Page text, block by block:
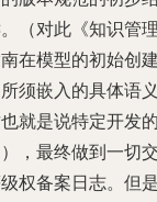
（对此《知识管
在模型的初始创
须嵌入的具体语
就是说特定开发
，最终做到一切
权备案日志。但